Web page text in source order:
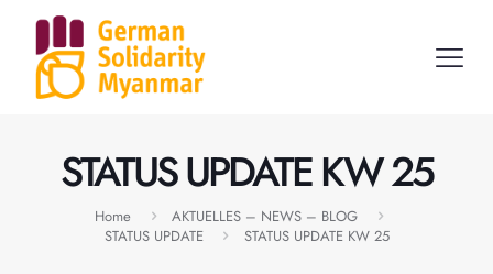
STATUS UPDATE KW 25
Home
AKTUELLES – NEWS – BLOG
STATUS UPDATE
STATUS UPDATE KW 25